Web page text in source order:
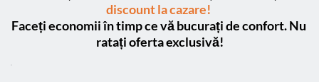
discount la cazare!
Faceți economii în timp ce vă bucurați de confort. Nu
ratați oferta exclusivă!